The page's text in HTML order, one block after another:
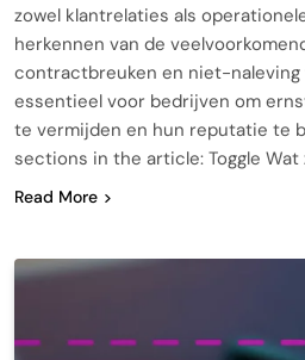
zowel klantrelaties als
herkennen van de
contractbreuken en niet-naleving
essentieel voor bedrijven om
te vermijden en hun reputatie te
sections in the article: Toggle
Read More